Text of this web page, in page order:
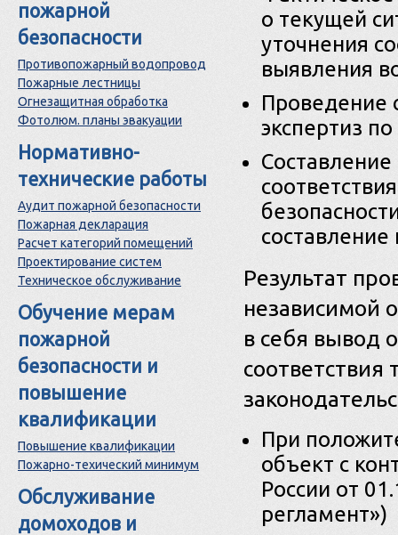
пожарной
безопасности
Противопожарный водопровод
Пожарные лестницы
Огнезащитная обработка
Фотолюм. планы эвакуации
Нормативно-
технические работы
Аудит пожарной безопасности
Пожарная декларация
Расчет категорий помещений
Проектирование систем
Техническое обслуживание
Обучение мерам
пожарной
безопасности и
повышение
квалификации
Повышение квалификации
Пожарно-техический минимум
Обслуживание
домоходов и
о текущей
уточнения
выявления
Проведение
экспертиз
Результат
независимой
в себя вывод
соответствия
При
объект с
России от
регламент»)